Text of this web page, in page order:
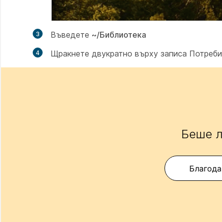
Въведете ~/Библиотека
Щракнете двукратно върху записа
Беше